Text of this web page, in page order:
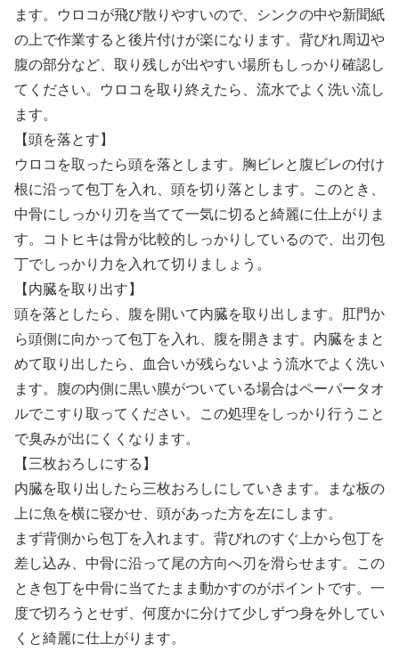
ます。ウロコが飛び散りやすいので、シンクの中や新聞紙
の上で作業すると後片付けが楽になります。背びれ周辺や
腹の部分など、取り残しが出やすい場所もしっかり確認し
てください。ウロコを取り終えたら、流水でよく洗い流し
ます。
【頭を落とす】
ウロコを取ったら頭を落とします。胸ビレと腹ビレの付け
根に沿って包丁を入れ、頭を切り落とします。このとき、
中骨にしっかり刃を当てて一気に切ると綺麗に仕上がりま
す。コトヒキは骨が比較的しっかりしているので、出刃包
丁でしっかり力を入れて切りましょう。
【内臓を取り出す】
頭を落としたら、腹を開いて内臓を取り出します。肛門か
ら頭側に向かって包丁を入れ、腹を開きます。内臓をまと
めて取り出したら、血合いが残らないよう流水でよく洗い
ます。腹の内側に黒い膜がついている場合はペーパータオ
ルでこすり取ってください。この処理をしっかり行うこと
で臭みが出にくくなります。
【三枚おろしにする】
内臓を取り出したら三枚おろしにしていきます。まな板の
上に魚を横に寝かせ、頭があった方を左にします。
まず背側から包丁を入れます。背びれのすぐ上から包丁を
差し込み、中骨に沿って尾の方向へ刃を滑らせます。この
とき包丁を中骨に当てたまま動かすのがポイントです。一
度で切ろうとせず、何度かに分けて少しずつ身を外してい
くと綺麗に仕上がります。